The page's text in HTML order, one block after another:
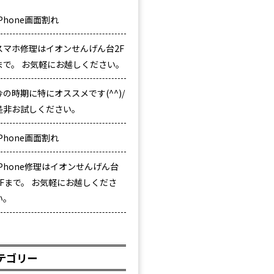
画面割れ
マホ修理はイオンせんげん台2F
で。 お気軽にお越しください。
の時期に特にオススメです(^^)/
非お試しください。
画面割れ
修理はイオンせんげん台
まで。 お気軽にお越しくださ
ゴリー